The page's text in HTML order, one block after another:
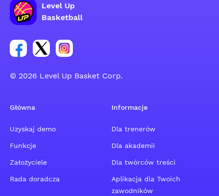
Level Up
Basketball
Link do grupy społecznościowej na Facebooku
Link do konta na Twitterze grupy
Link do konta na Instagramie grupy
© 2026 Level Up Basket Corp.
Główna
Uzyskaj demo
Funkcje
Założyciele
Rada doradcza
Informacje
Dla trenerów
Dla akademii
Dla twórców treści
Aplikacja dla Twoich
zawodników